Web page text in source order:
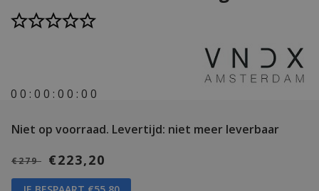
0 0 : 0 0 : 0 0 : 0 0
Niet op voorraad. Levertijd: niet meer leverbaar
€279 €223,20